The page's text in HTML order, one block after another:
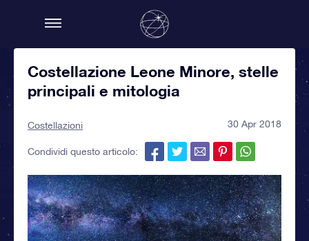
Costellazione Leone Minore, stelle
principali e mitologia
Costellazioni 30 Apr 2018
Condividi questo articolo: